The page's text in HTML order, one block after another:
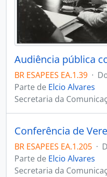
BR ESAPEES EA.1.39 ·
Parte de Elcio Alvares
Secretaria da
BR ESAPEES EA.1.205 ·
Parte de Elcio Alvares
Secretaria da